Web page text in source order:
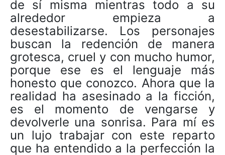
de sí misma mientras todo a su
alrededor empieza a
desestabilizarse. Los personajes
buscan la redención de manera
grotesca, cruel y con mucho humor,
porque ese es el lenguaje más
honesto que conozco. Ahora que la
realidad ha asesinado a la ficción,
es el momento de vengarse y
devolverle una sonrisa. Para mí es
un lujo trabajar con este reparto
que ha entendido a la perfección la